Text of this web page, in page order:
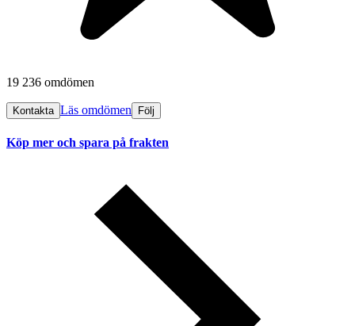
19 236 omdömen
Kontakta Läs omdömen Följ
Köp mer och spara på frakten